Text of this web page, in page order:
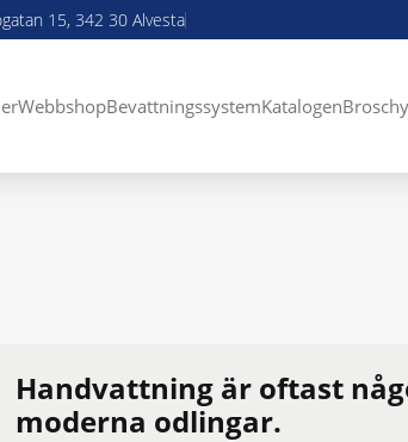
15, 342 30 Alvesta
WebbshopBevattningssystemKatalogen
Handvattning är oftast
moderna odlingar.